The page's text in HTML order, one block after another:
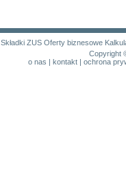
Składki ZUS Oferty biznesowe
Copyright
o nas | kontakt| ochrona